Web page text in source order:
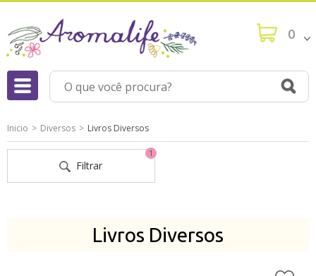
0
Filtrar
1
Inicio Diversos Livros Diversos
Livros Diversos